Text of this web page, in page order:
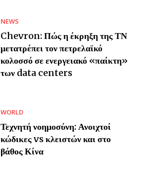
NEWS
Chevron: Πώς η έκρηξη της ΤΝ
μετατρέπει τον πετρελαϊκό
κολοσσό σε ενεργειακό «παίκτη»
των data centers
WORLD
Τεχνητή νοημοσύνη: Ανοιχτοί
κώδικες vs κλειστών και στο
βάθος Κίνα